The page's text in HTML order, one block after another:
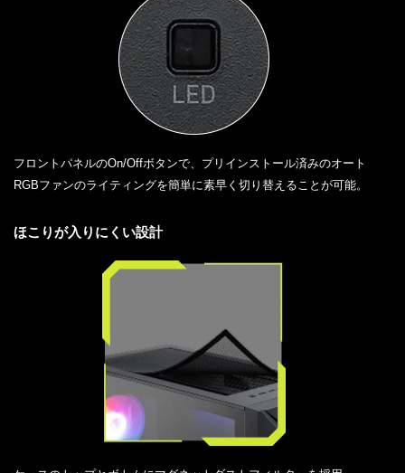
フロントパネルのOn/Offボタンで、プリインストール済みのオート
RGBファンのライティングを簡単に素早く切り替えることが可能。
ほこりが入りにくい設計